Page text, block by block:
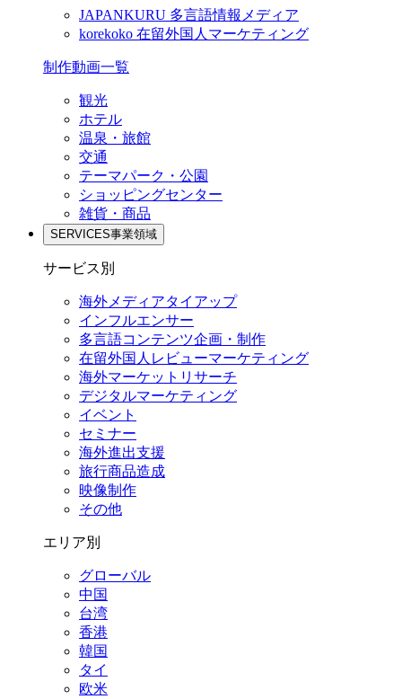
JAPANKURU 多言語情報メディア
korekoko 在留外国人マーケティング
制作動画一覧
観光
ホテル
温泉・旅館
交通
テーマパーク・公園
ショッピングセンター
雑貨・商品
SERVICES事業領域
サービス別
海外メディアタイアップ
インフルエンサー
多言語コンテンツ企画・制作
在留外国⼈レビューマーケティング
海外マーケットリサーチ
デジタルマーケティング
イベント
セミナー
海外進出支援
旅行商品造成
映像制作
その他
エリア別
グローバル
中国
台湾
香港
韓国
タイ
欧米